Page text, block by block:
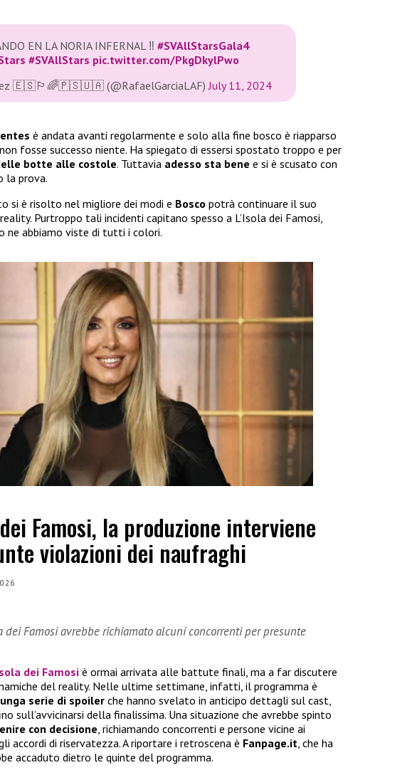
EN LA NORIA INFERNAL ‼️ #SVAllStarsGala4
#SVAllStars pic.twitter.com/PkgDkylPwo
🇪🇸🏳️‍🌈🇵🇸🇺🇦 (@RafaelGarciaLAF)July 11, 2024
è andata avanti regolarmente e solo alla fine bosco è riapparso
fosse successo niente. Ha spiegato di essersi spostato troppo e per
botte alle costole. Tuttavia adesso sta bene e si è scusato con
la prova.
si è risolto nel migliore dei modi e Bosco potrà continuare il suo
Purtroppo tali incidenti capitano spesso a L’Isola dei Famosi,
ne abbiamo viste di tutti i colori.
Famosi, la produzione interviene
violazioni dei naufraghi
dei Famosi avrebbe richiamato alcuni concorrenti per presunte
dei Famosi è ormai arrivata alle battute finali, ma a far discutere
del reality. Nelle ultime settimane, infatti, il programma è
serie di spoilerche hanno svelato in anticipo dettagli sul cast,
sull’avvicinarsi della finalissima. Una situazione che avrebbe spinto
con decisione , richiamando concorrenti e persone vicine ai
accordi di riservatezza. A riportare i retroscena è Fanpage.it , che ha
accaduto dietro le quinte del programma.